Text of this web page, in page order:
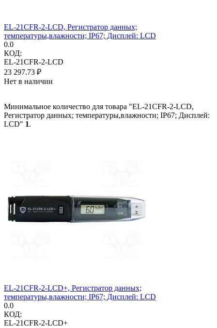
EL-21CFR-2-LCD, Регистратор данных;
температуры,влажности; IP67; Дисплей: LCD
0.0
КОД:
EL-21CFR-2-LCD
23 297.73 ₽
Нет в наличии
Минимальное количество для товара "EL-21CFR-2-LCD,
Регистратор данных; температуры,влажности; IP67; Дисплей:
LCD" 1.
EL-21CFR-2-LCD+, Регистратор данных;
температуры,влажности; IP67; Дисплей: LCD
0.0
КОД:
EL-21CFR-2-LCD+